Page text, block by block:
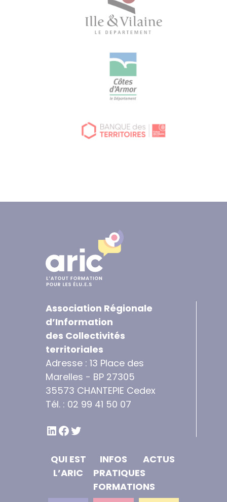
Association Régionale
d’Information
des Collectivités
territoriales
Adresse : 13 Place des
Marelles - BP 27305
35573 CHANTEPIE Cedex
Tél. : 02 99 41 50 07
LINKEDIN
FACEBOOK
TWITTER
QUI EST
L’ARIC
INFOS
PRATIQUES
FORMATIONS
ACTUS